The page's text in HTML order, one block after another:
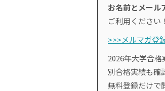
お名前とメール
ご利用ください！
>>>メルマガ登
2026年大学合
別合格実績も確
無料登録だけで